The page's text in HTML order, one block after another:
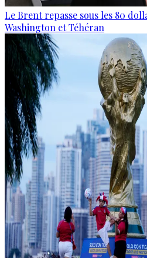
Le Brent repasse sous les 80
Washington et Téhéran